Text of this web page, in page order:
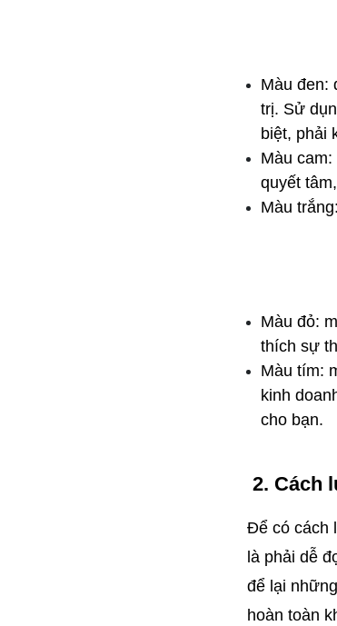
Màu đen:
trị. Sử
biệt, phải
Màu
quyết
Màu
Màu đỏ:
thích sự
Màu tím:
kinh
cho bạn.
2. Cách
Để có cách
là phải dễ
để lại
hoàn toàn